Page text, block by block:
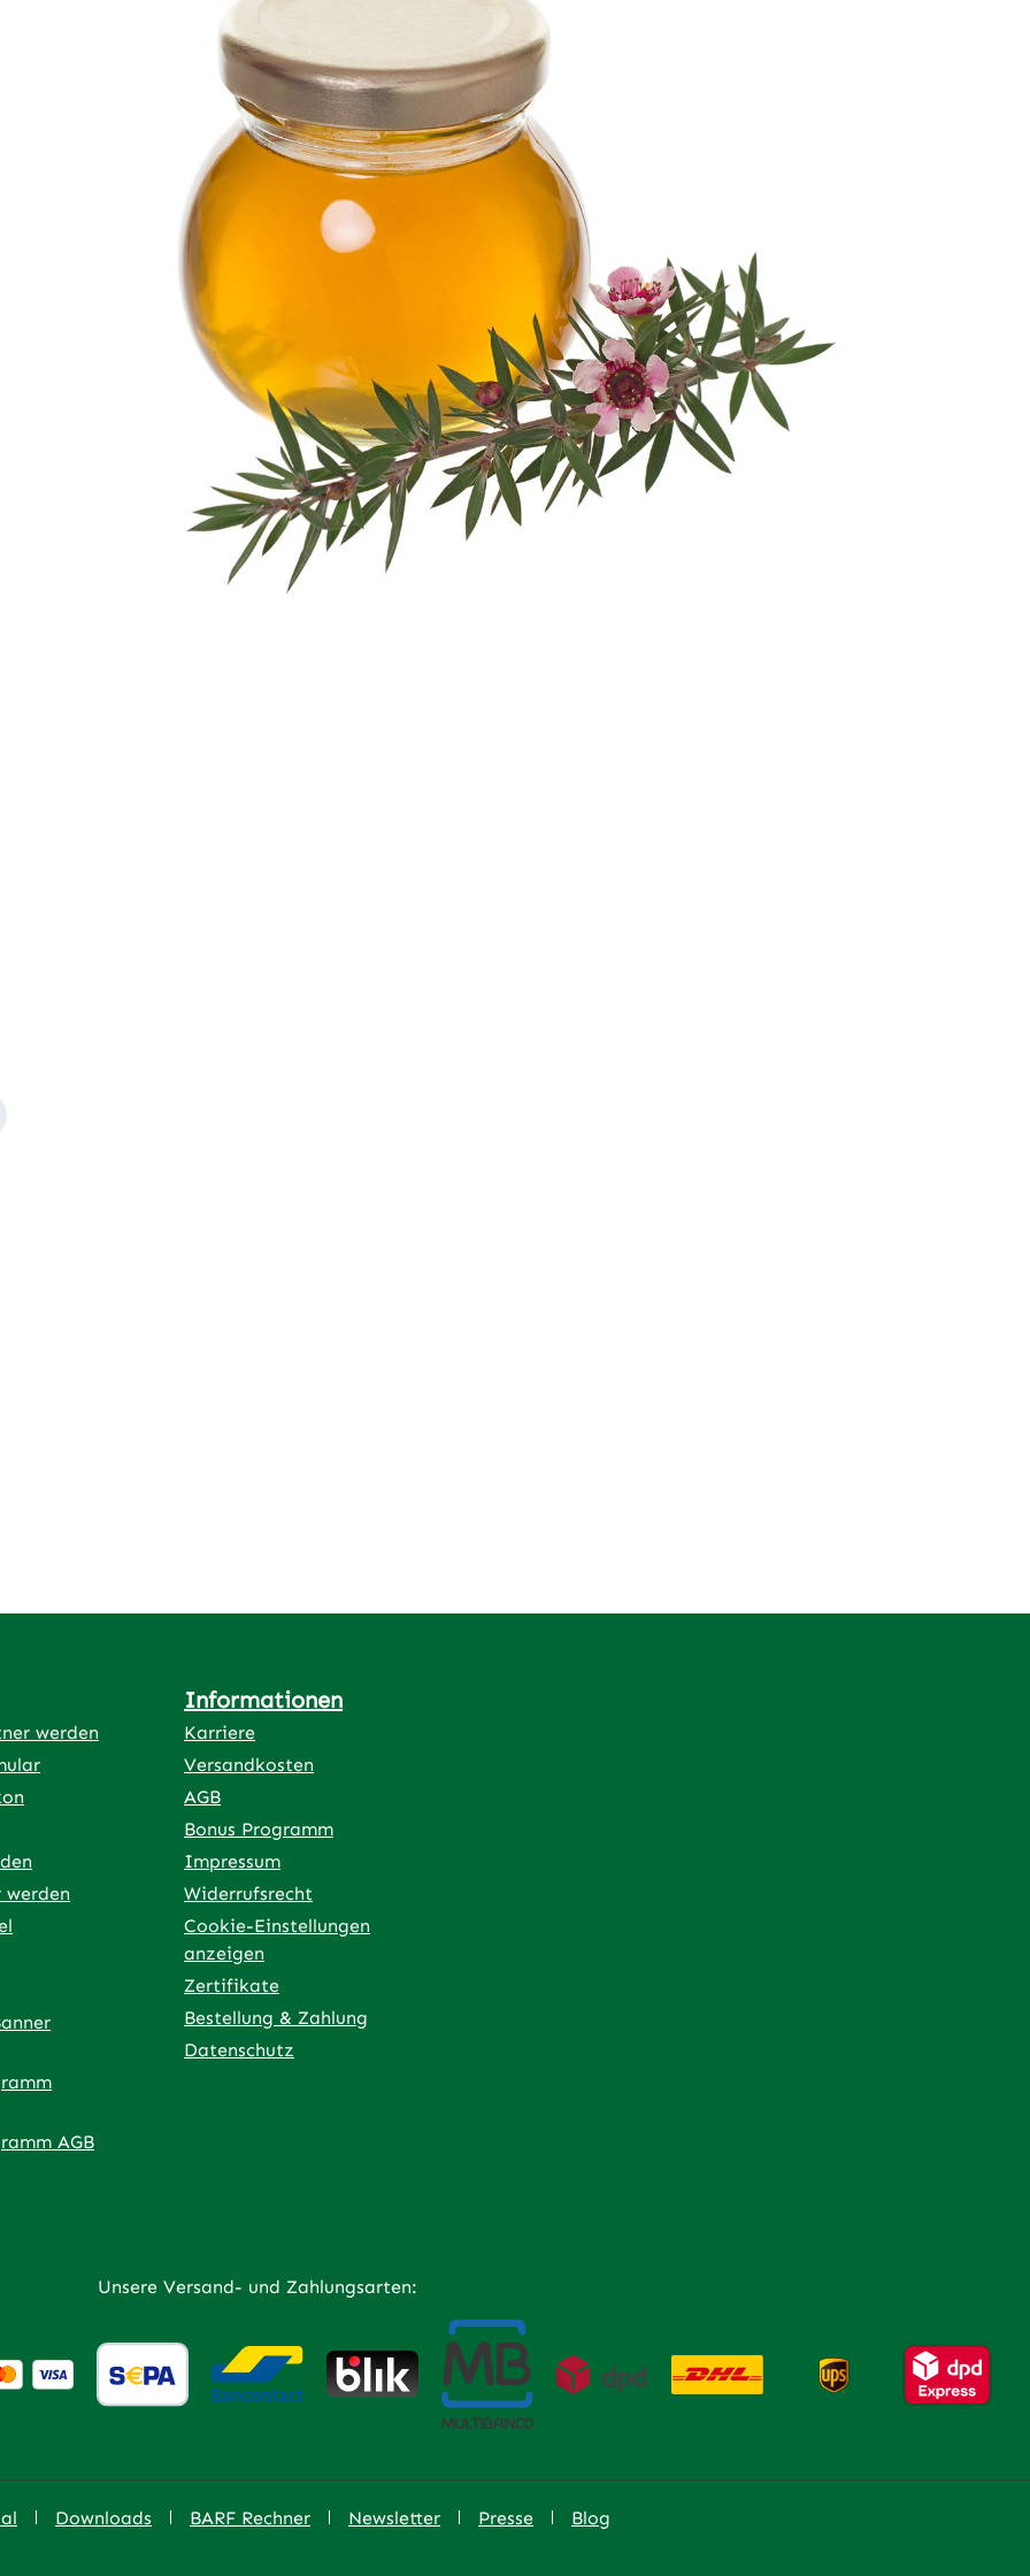
Wert ein oder benutze die Schaltflächen um die Anzahl zu erhöhen
Link) Link)
Tab (externer Link)
Tab (externer Link)
neuem Tab (externer Link)
– öffnet in neuem Tab (externer Link)
werden
werden
AGB
Informationen
Karriere
Versandkosten
AGB
Bonus Programm
Impressum
Widerrufsrecht
Cookie-Einstellungen
anzeigen
Zertifikate
Bestellung & Zahlung
Datenschutz
Unsere Versand- und Zahlungsarten:
Downloads BARF Rechner Newsletter Presse Blog